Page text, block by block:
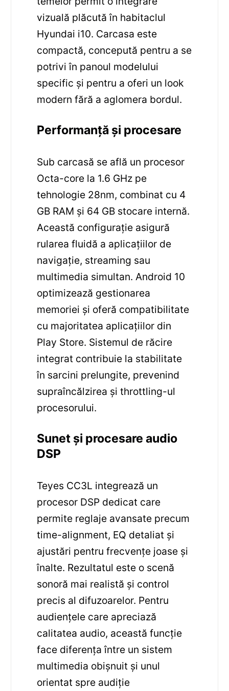
vizuală plăcută în habitaclul
Hyundai i10. Carcasa este
compactă, concepută pentru a se
potrivi în panoul modelului
specific și pentru a oferi un look
modern fără a aglomera bordul.
Performanță și procesare
Sub carcasă se află un procesor
Octa-core la 1.6 GHz pe
tehnologie 28nm, combinat cu 4
GB RAM și 64 GB stocare internă.
Această configurație asigură
rularea fluidă a aplicațiilor de
navigație, streaming sau
multimedia simultan. Android 10
optimizează gestionarea
memoriei și oferă compatibilitate
cu majoritatea aplicațiilor din
Play Store. Sistemul de răcire
integrat contribuie la stabilitate
în sarcini prelungite, prevenind
supraîncălzirea și throttling-ul
procesorului.
Sunet și procesare audio
DSP
Teyes CC3L integrează un
procesor DSP dedicat care
permite reglaje avansate precum
time-alignment, EQ detaliat și
ajustări pentru frecvențe joase și
înalte. Rezultatul este o scenă
sonoră mai realistă și control
precis al difuzoarelor. Pentru
audiențele care apreciază
calitatea audio, această funcție
face diferența între un sistem
multimedia obișnuit și unul
orientat spre audiție